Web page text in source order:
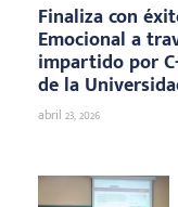
Finaliza con
Emocional a
impartido por
de la
abril 23, 2026